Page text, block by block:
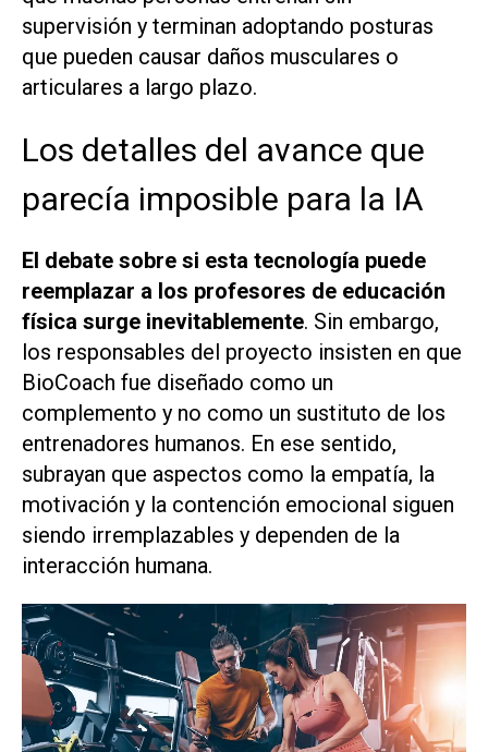
supervisión y terminan adoptando posturas
que pueden causar daños musculares o
articulares a largo plazo.
Los detalles del avance que
parecía imposible para la IA
El debate sobre si esta tecnología puede
reemplazar a los profesores de educación
física surge inevitablemente. Sin embargo,
los responsables del proyecto insisten en que
BioCoach fue diseñado como un
complemento y no como un sustituto de los
entrenadores humanos. En ese sentido,
subrayan que aspectos como la empatía, la
motivación y la contención emocional siguen
siendo irremplazables y dependen de la
interacción humana.